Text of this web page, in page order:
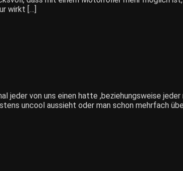
wirkt […]
jeder von uns einen hatte ,beziehungsweise
uncool aussieht oder man schon mehrfach